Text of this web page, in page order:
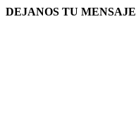
DEJANOS TU MENSAJE